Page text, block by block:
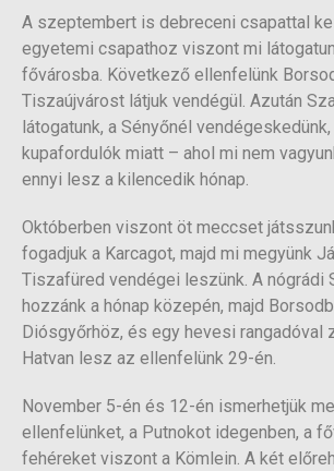
A szeptembert is debreceni csapattal
egyetemi csapathoz viszont mi
fővárosba. Következő ellenfelünk
Tiszaújvárost látjuk vendégül. Azután
látogatunk, a Sényőnél
kupafordulók miatt – ahol mi nem
ennyi lesz a kilencedik hónap.
Októberben viszont öt meccset
fogadjuk a Karcagot, majd mi megyünk
Tiszafüred vendégei leszünk. A nógrádi
hozzánk a hónap közepén, majd
Diósgyőrhöz, és egy hevesi rangadóval
Hatvan lesz az ellenfelünk 29-én.
November 5-én és 12-én ismerhetjük
ellenfelünket, a Putnokot idegenben, a
fehéreket viszont a Kömlein. A két